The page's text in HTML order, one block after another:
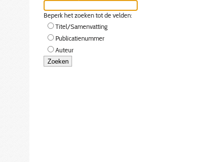
Beperk het zoeken tot de velden:
Titel/Samenvatting
Publicatienummer
Auteur